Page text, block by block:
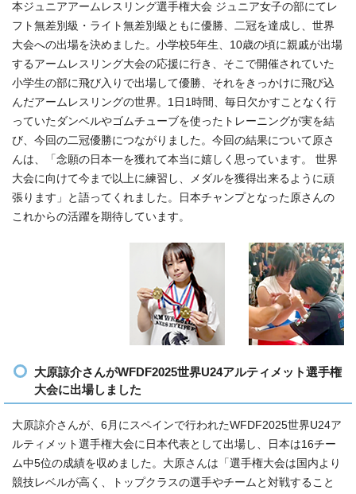
本ジュニアアームレスリング選手権大会 ジュニア女子の部にてレ
フト無差別級・ライト無差別級ともに優勝、二冠を達成し、世界
大会への出場を決めました。小学校5年生、10歳の頃に親戚が出場
するアームレスリング大会の応援に行き、そこで開催されていた
小学生の部に飛び入りで出場して優勝、それをきっかけに飛び込
んだアームレスリングの世界。1日1時間、毎日欠かすことなく行
っていたダンベルやゴムチューブを使ったトレーニングが実を結
び、今回の二冠優勝につながりました。今回の結果について原さ
んは、「念願の日本一を獲れて本当に嬉しく思っています。 世界
大会に向けて今まで以上に練習し、メダルを獲得出来るように頑
張ります」と語ってくれました。日本チャンプとなった原さんの
これからの活躍を期待しています。
大原諒介さんがWFDF2025世界U24アルティメット選手権
大会に出場しました
大原諒介さんが、6月にスペインで行われたWFDF2025世界U24ア
ルティメット選手権大会に日本代表として出場し、日本は16チー
ム中5位の成績を収めました。大原さんは「選手権大会は国内より
競技レベルが高く、トップクラスの選手やチームと対戦すること